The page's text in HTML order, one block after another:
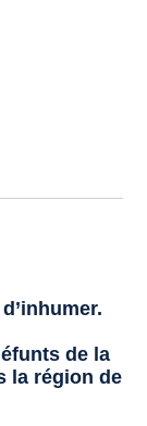
de la
la région de